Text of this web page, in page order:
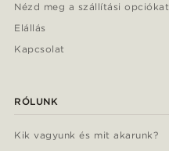
Nézd meg a szállítási opciókat
Elállás
Kapcsolat
RÓLUNK
Kik vagyunk és mit akarunk?